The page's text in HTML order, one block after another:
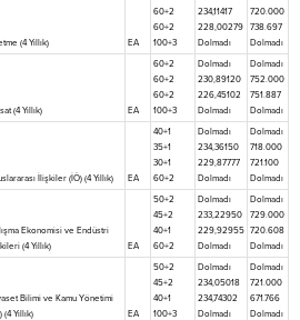
(4 Yıllık) EA
60+2
60+2
100+3
234,11417
228,00279
Dolmadı
720.000
738.697
Dolmadı
(4 Yıllık) EA
60+2
60+2
60+2
100+3
Dolmadı
230,89120
226,45102
Dolmadı
Dolmadı
752.000
751.887
Dolmadı
İlişkiler (İÖ) (4 Yıllık) EA
40+1
35+1
30+1
60+2
Dolmadı
234,36150
229,87777
Dolmadı
Dolmadı
718.000
721.100
Dolmadı
Ekonomisi ve Endüstri
(4 Yıllık)
EA
50+2
45+2
40+1
60+2
Dolmadı
233,22950
229,92955
Dolmadı
Dolmadı
729.000
720.608
Dolmadı
Bilimi ve Kamu Yönetimi
(4 Yıllık)
EA
50+2
45+2
40+1
100+3
Dolmadı
234,05018
234,74302
Dolmadı
Dolmadı
721.000
671.766
Dolmadı